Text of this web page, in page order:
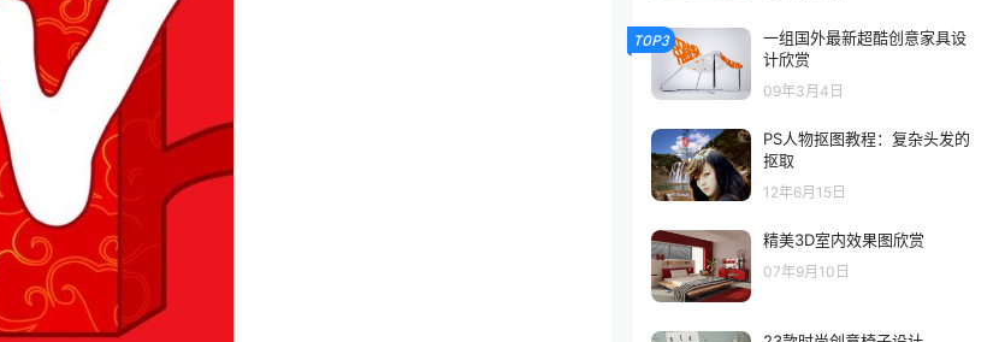
TOP3
一组国外最新超酷创意家具设
计欣赏
09年3月4日
PS人物抠图教程：复杂头发的
抠取
12年6月15日
精美3D室内效果图欣赏
07年9月10日